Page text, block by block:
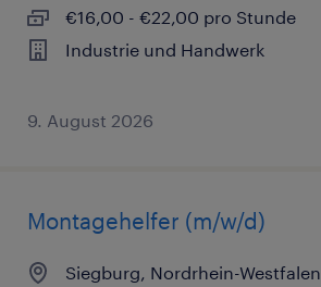
€16,00 - €22,00 pro Stunde
Industrie und Handwerk
9. August 2026
Montagehelfer (m/w/d)
Siegburg, Nordrhein-Westfalen